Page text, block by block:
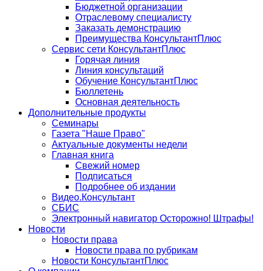
Бюджетной организации
Отраслевому специалисту
Заказать демонстрацию
Преимущества КонсультантПлюс
Сервис сети КонсультантПлюс
Горячая линия
Линия консультаций
Обучение КонсультантПлюс
Бюллетень
Основная деятельность
Дополнительные продукты
Семинары
Газета "Наше Право"
Актуальные документы недели
Главная книга
Свежий номер
Подписаться
Подробнее об издании
Видео.Консультант
СБИС
Электронный навигатор Осторожно! Штрафы!
Новости
Новости права
Новости права по рубрикам
Новости КонсультантПлюс